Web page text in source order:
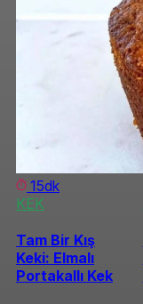
15dk
KEK
Tam Bir Kış
Keki: Elmalı
Portakallı Kek